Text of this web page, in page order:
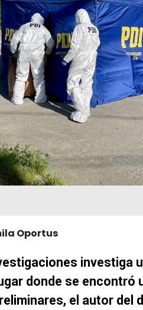
Oportus
investiga
donde se encontró
el autor del